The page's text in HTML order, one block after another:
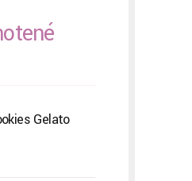
Gelato